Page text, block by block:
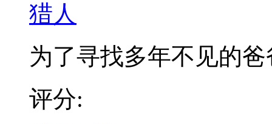
猎人
为了寻找多年不见的爸
评分: